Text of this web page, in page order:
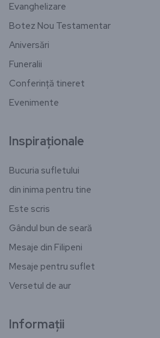
Evanghelizare
Botez Nou Testamentar
Aniversări
Funeralii
Conferință tineret
Evenimente
Inspiraționale
Bucuria sufletului
din inima pentru tine
Este scris
Gândul bun de seară
Mesaje din Filipeni
Mesaje pentru suflet
Versetul de aur
Informații